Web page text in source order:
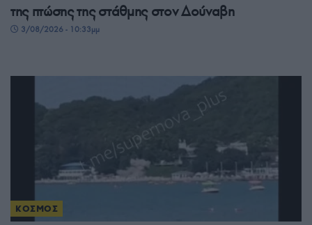
της πτώσης της στάθμης στον Δούναβη
3/08/2026 - 10:33μμ
ΚΟΣΜΟΣ